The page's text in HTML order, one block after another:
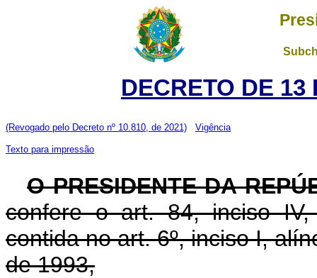
DECRETO DE 13
(Revogado pelo Decreto nº 10.810, de 2021) Vigência
Texto para impressão
O PRESIDENTE DA
confere o art. 84, inciso
contida no art. 6º, inciso I,
de 1993,